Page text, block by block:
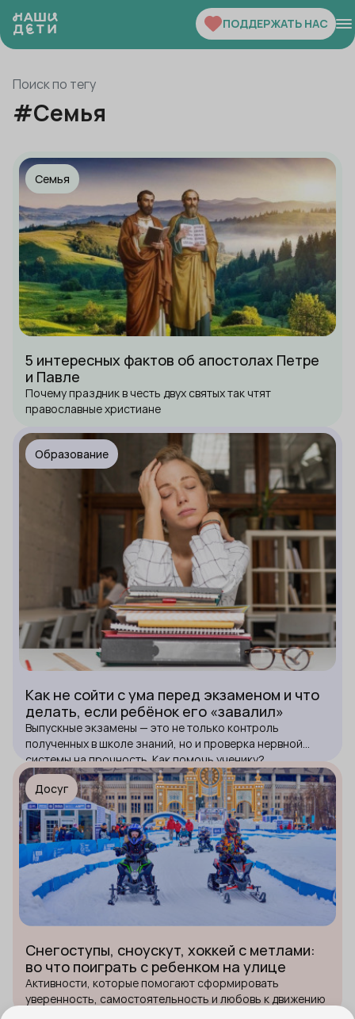
ПОДДЕРЖАТЬ НАС
Поиск по тегу
#Семья
Семья
5 интересных фактов об апостолах Петре
и Павле
Почему праздник в честь двух святых так чтят
православные христиане
Образование
Как не сойти с ума перед экзаменом и что
делать, если ребёнок его «завалил»
Выпускные экзамены — это не только контроль
полученных в школе знаний, но и проверка нервной
системы на прочность. Как помочь ученику?
Досуг
Снегоступы, сноускут, хоккей с метлами:
во что поиграть с ребенком на улице
Активности, которые помогают сформировать
уверенность, самостоятельность и любовь к движению